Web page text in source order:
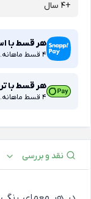
+4 سال
هر قسط با
4 قسط ماهانه. بدون سود، چک و ضامن
هر قسط با
4 قسط ماهانه. بدون سود، چک و ضامن
نقد و بررسی